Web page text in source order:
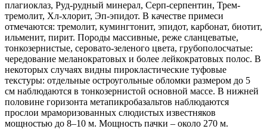
плагиоклаз, Руд-рудный минерал, Серп-серпентин, Трем-
тремолит, Хл-хлорит, Эп-эпидот. В качестве примеси
отмечаются: тремолит, кумингтонит, эпидот, карбонат, биотит,
ильменит, пирит. Породы массивные, реже сланцеватые,
тонкозернистые, серовато-зеленого цвета, грубополосчатые:
чередование меланократовых и более лейкократовых полос. В
некоторых случаях видны пирокластические туфовые
текстуры: отдельные остроугольные обломки размером до 5
см наблюдаются в тонкозернистой основной массе. В нижней
половине горизонта метапикробазальтов наблюдаются
прослои мраморизованных слюдистых известняков
мощностью до 8–10 м. Мощность пачки – около 270 м.